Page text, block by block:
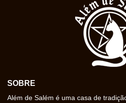
SOBRE
Além de Salém é uma casa de